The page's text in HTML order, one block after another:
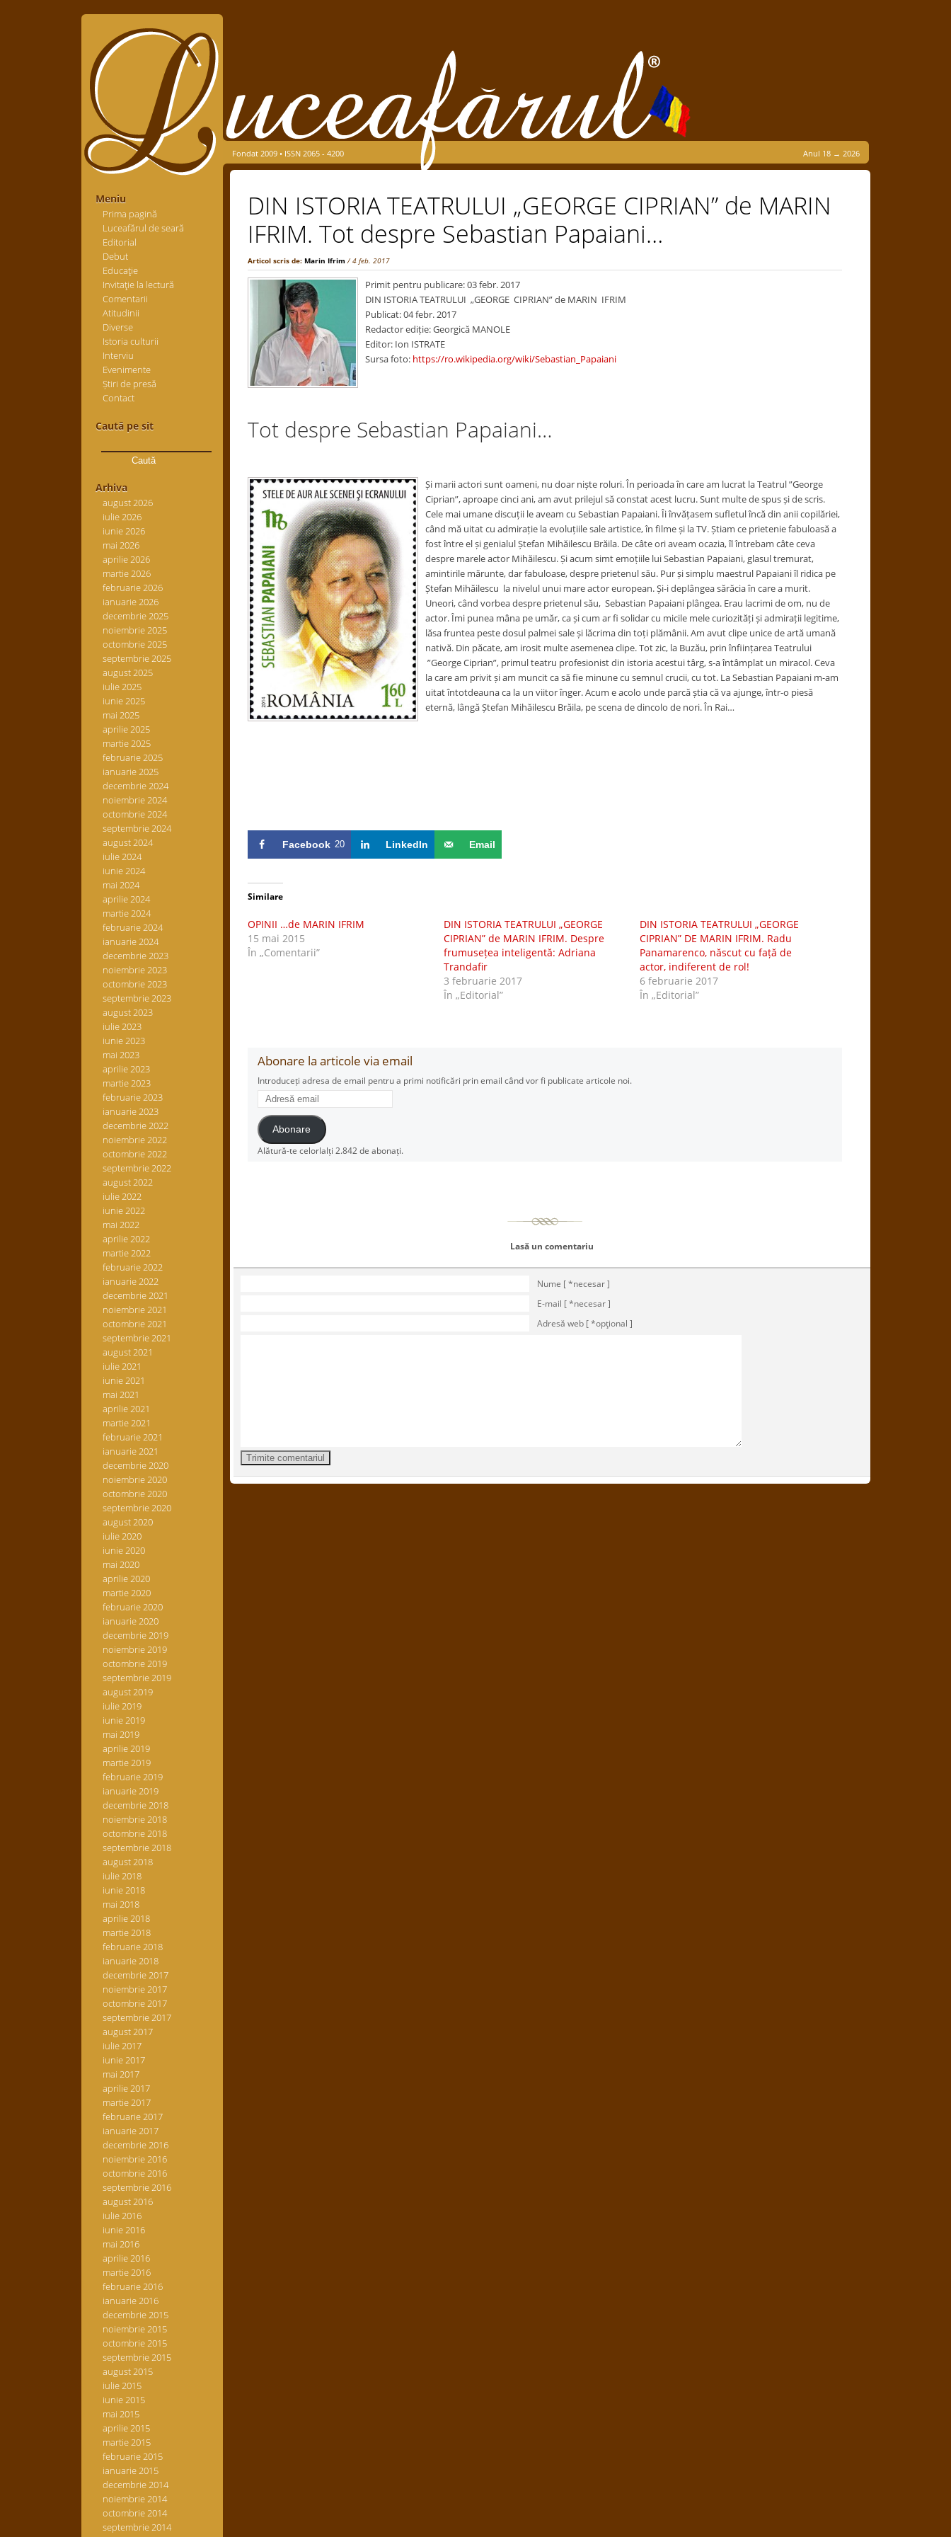
Meniu
Prima pagină
Luceafărul de seară
Editorial
Debut
Educaţie
Invitaţie la lectură
Comentarii
Atitudinii
Diverse
Istoria culturii
Interviu
Evenimente
Știri de presă
Contact
Caută pe sit
după:
Arhiva
august 2026
iulie 2026
iunie 2026
mai 2026
aprilie 2026
martie 2026
februarie 2026
ianuarie 2026
decembrie 2025
noiembrie 2025
octombrie 2025
septembrie 2025
august 2025
iulie 2025
iunie 2025
mai 2025
aprilie 2025
martie 2025
februarie 2025
ianuarie 2025
decembrie 2024
noiembrie 2024
octombrie 2024
septembrie 2024
august 2024
iulie 2024
iunie 2024
mai 2024
aprilie 2024
martie 2024
februarie 2024
ianuarie 2024
decembrie 2023
noiembrie 2023
octombrie 2023
septembrie 2023
august 2023
iulie 2023
iunie 2023
mai 2023
aprilie 2023
martie 2023
februarie 2023
ianuarie 2023
decembrie 2022
noiembrie 2022
octombrie 2022
septembrie 2022
august 2022
iulie 2022
iunie 2022
mai 2022
aprilie 2022
martie 2022
februarie 2022
ianuarie 2022
decembrie 2021
noiembrie 2021
octombrie 2021
septembrie 2021
august 2021
iulie 2021
iunie 2021
mai 2021
aprilie 2021
martie 2021
februarie 2021
ianuarie 2021
decembrie 2020
noiembrie 2020
octombrie 2020
septembrie 2020
august 2020
iulie 2020
iunie 2020
mai 2020
aprilie 2020
martie 2020
februarie 2020
ianuarie 2020
decembrie 2019
noiembrie 2019
octombrie 2019
septembrie 2019
august 2019
iulie 2019
iunie 2019
mai 2019
aprilie 2019
martie 2019
februarie 2019
ianuarie 2019
decembrie 2018
noiembrie 2018
octombrie 2018
septembrie 2018
august 2018
iulie 2018
iunie 2018
mai 2018
aprilie 2018
martie 2018
februarie 2018
ianuarie 2018
decembrie 2017
noiembrie 2017
octombrie 2017
septembrie 2017
august 2017
iulie 2017
iunie 2017
mai 2017
aprilie 2017
martie 2017
februarie 2017
ianuarie 2017
decembrie 2016
noiembrie 2016
octombrie 2016
septembrie 2016
august 2016
iulie 2016
iunie 2016
mai 2016
aprilie 2016
martie 2016
februarie 2016
ianuarie 2016
decembrie 2015
noiembrie 2015
octombrie 2015
septembrie 2015
august 2015
iulie 2015
iunie 2015
mai 2015
aprilie 2015
martie 2015
februarie 2015
ianuarie 2015
decembrie 2014
noiembrie 2014
octombrie 2014
septembrie 2014
Fondat 2009 • ISSN 2065 - 4200 Anul 18 → 2026
DIN ISTORIA TEATRULUI „GEORGE CIPRIAN” de MARIN
IFRIM. Tot despre Sebastian Papaiani…
Articol scris de: Marin Ifrim / 4 feb. 2017
Primit pentru publicare: 03 febr. 2017
DIN ISTORIA TEATRULUI „GEORGE CIPRIAN” de MARIN IFRIM
Publicat: 04 febr. 2017
Redactor ediție: Georgică MANOLE
Editor: Ion ISTRATE
Sursa foto:https://ro.wikipedia.org/wiki/Sebastian_Papaiani
Tot despre Sebastian Papaiani…
Și marii actori sunt oameni, nu doar niște roluri. În perioada în care am lucrat la Teatrul ”George
Ciprian”, aproape cinci ani, am avut prilejul să constat acest lucru. Sunt multe de spus și de scris.
Cele mai umane discuții le aveam cu Sebastian Papaiani. Îi învățasem sufletul încă din anii copilăriei,
când mă uitat cu admirație la evoluțiile sale artistice, în filme și la TV. Știam ce prietenie fabuloasă a
fost între el și genialul Ștefan Mihăilescu Brăila. De câte ori aveam ocazia, îl întrebam câte ceva
despre marele actor Mihăilescu. Și acum simt emoțiile lui Sebastian Papaiani, glasul tremurat,
amintirile mărunte, dar fabuloase, despre prietenul său. Pur și simplu maestrul Papaiani îl ridica pe
Ștefan Mihăilescu la nivelul unui mare actor european. Și-i deplângea sărăcia în care a murit.
Uneori, când vorbea despre prietenul său, Sebastian Papaiani plângea. Erau lacrimi de om, nu de
actor. Îmi punea mâna pe umăr, ca și cum ar fi solidar cu micile mele curiozități și admirații legitime,
lăsa fruntea peste dosul palmei sale și lăcrima din toți plămânii. Am avut clipe unice de artă umană
nativă. Din păcate, am irosit multe asemenea clipe. Tot zic, la Buzău, prin înființarea Teatrului
”George Ciprian”, primul teatru profesionist din istoria acestui târg, s-a întâmplat un miracol. Ceva
la care am privit și am muncit ca să fie minune cu semnul crucii, cu tot. La Sebastian Papaiani m-am
uitat întotdeauna ca la un viitor înger. Acum e acolo unde parcă știa că va ajunge, într-o piesă
eternă, lângă Ștefan Mihăilescu Brăila, pe scena de dincolo de nori. În Rai…
Facebook 20 LinkedIn Email
Similare
OPINII …de MARIN IFRIM
15 mai 2015
În „Comentarii”
DIN ISTORIA TEATRULUI „GEORGE
CIPRIAN” de MARIN IFRIM. Despre
frumusețea inteligentă: Adriana
Trandafir
3 februarie 2017
În „Editorial”
DIN ISTORIA TEATRULUI „GEORGE
CIPRIAN” DE MARIN IFRIM. Radu
Panamarenco, născut cu față de
actor, indiferent de rol!
6 februarie 2017
În „Editorial”
Abonare la articole via email
Introduceți adresa de email pentru a primi notificări prin email când vor fi publicate articole noi.
Adresă
email
Abonare
Alătură-te celorlalți 2.842 de abonați.
Lasă un comentariu
Nume [ *necesar ]
E-mail [ *necesar ]
Adresă web [ *opţional ]